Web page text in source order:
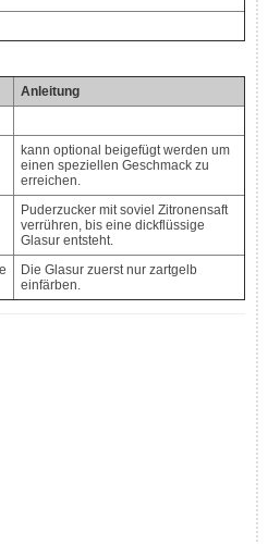
Anleitung
kann optional beigefügt werden um
einen speziellen Geschmack zu
erreichen.
Puderzucker mit soviel Zitronensaft
verrühren, bis eine dickflüssige
Glasur entsteht.
Die Glasur zuerst nur zartgelb
einfärben.